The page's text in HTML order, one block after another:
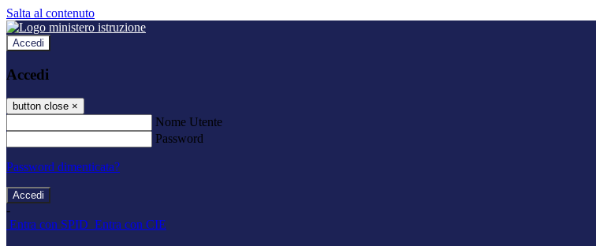
Salta al contenuto
Accedi
Accedi
button close ×
Nome Utente
Password
Password dimenticata?
-
Entra con SPID Entra con CIE